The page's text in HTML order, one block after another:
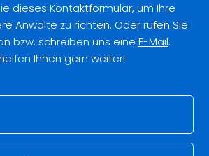
dieses Kontaktformular, um Ihre
Anwälte zu richten. Oder rufen Sie
bzw. schreiben uns eine E-Mail.
Ihnen gern weiter!